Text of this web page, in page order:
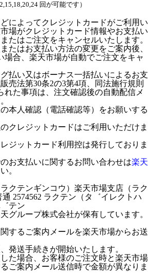
回が可能です）
によってクレジットカードがご利用い
場がクレジットカード情報やお支払い
たはご注文をキャンセルいたします。
たはお支払い方法の変更をご案内後、
場合、楽天市場が自動でご注文をキャ
払い又はボーナス一括払いによるお支
売法第30条2の3第4項、同法施行規則
れた事項は、注文確認後の自動配信メ
本人確認（電話確認等）をお願いする
クレジットカードはご利用いただけま
ジットカード利用控は発行しておりま
お支払いに関するお問い合わせは楽天
。
クテンギンコウ）楽天市場支店（ラク
2574562 ラクテン（タ゛イレクトハ
テン
グループ株式会社が保有しています。
するご案内メールを楽天市場からお送
発送手続きが開始いたします。
た場合、お客様のご注文時と楽天市場
ご案内メール送信時で金額が異なりま